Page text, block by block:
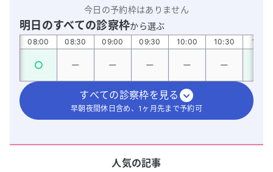
今日の予約枠はありません
明日のすべての診察枠から選ぶ
08:00 08:30 09:00 09:30 10:00 10:30 11:00
すべての診察枠を見る
早朝夜間休日含め、1ヶ月先まで予約可
人気の記事